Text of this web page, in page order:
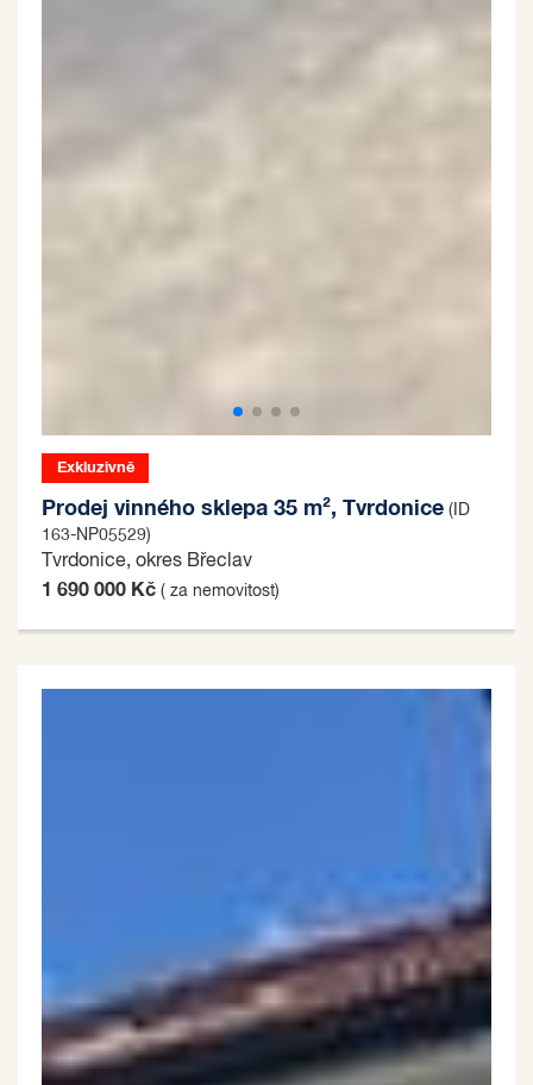
Exkluzivně
Prodej vinného sklepa 35 m², Tvrdonice (ID
163-NP05529)
Tvrdonice, okres Břeclav
1 690 000 Kč ( za nemovitost)